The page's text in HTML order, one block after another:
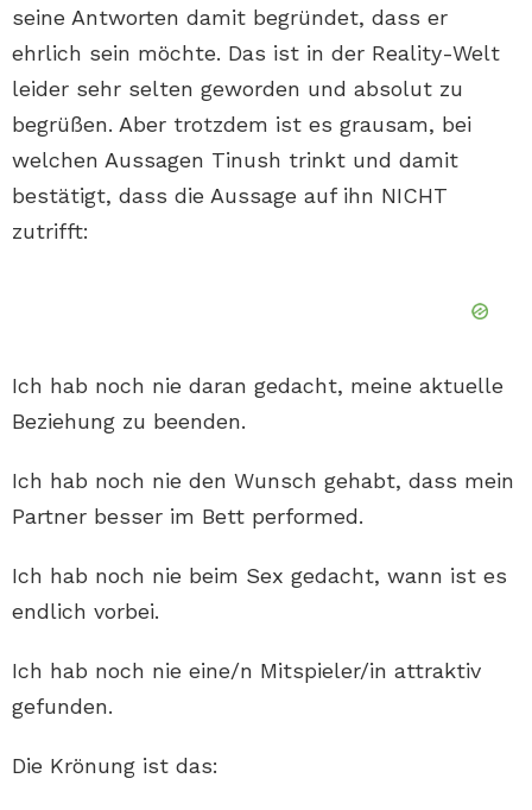
seine Antworten damit begründet, dass er
ehrlich sein möchte. Das ist in der Reality-Welt
leider sehr selten geworden und absolut zu
begrüßen. Aber trotzdem ist es grausam, bei
welchen Aussagen Tinush trinkt und damit
bestätigt, dass die Aussage auf ihn NICHT
zutrifft:
Ich hab noch nie daran gedacht, meine aktuelle
Beziehung zu beenden.
Ich hab noch nie den Wunsch gehabt, dass mein
Partner besser im Bett performed.
Ich hab noch nie beim Sex gedacht, wann ist es
endlich vorbei.
Ich hab noch nie eine/n Mitspieler/in attraktiv
gefunden.
Die Krönung ist das: